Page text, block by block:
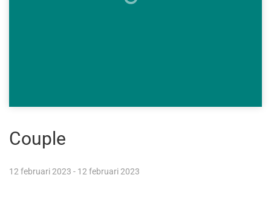
Couple
12 februari 2023 - 12 februari 2023